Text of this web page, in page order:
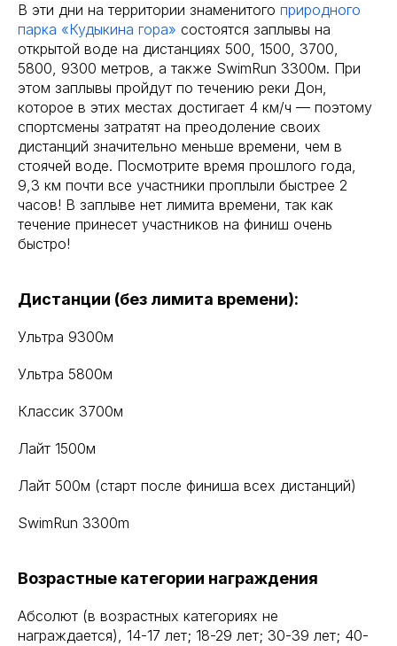
В эти дни на территории знаменитого природного
парка «Кудыкина гора» состоятся заплывы на
открытой воде на дистанциях 500, 1500, 3700,
5800, 9300 метров, а также SwimRun 3300м. При
этом заплывы пройдут по течению реки Дон,
которое в этих местах достигает 4 км/ч — поэтому
спортсмены затратят на преодоление своих
дистанций значительно меньше времени, чем в
стоячей воде. Посмотрите время прошлого года,
9,3 км почти все участники проплыли быстрее 2
часов! В заплыве нет лимита времени, так как
течение принесет участников на финиш очень
быстро!
Дистанции (без лимита времени):
Ультра 9300м
Ультра 5800м
Классик 3700м
Лайт 1500м
Лайт 500м (старт после финиша всех дистанций)
SwimRun 3300m
Возрастные категории награждения
Абсолют (в возрастных категориях не
награждается), 14-17 лет; 18-29 лет; 30-39 лет; 40-